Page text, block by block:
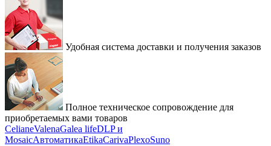
Удобная система доставки и получения заказов
Полное техническое сопровождение для
приобретаемых вами товаров
CelianeValenaGalea lifeDLP и
MosaicАвтоматикаEtikaCarivaPlexoSuno